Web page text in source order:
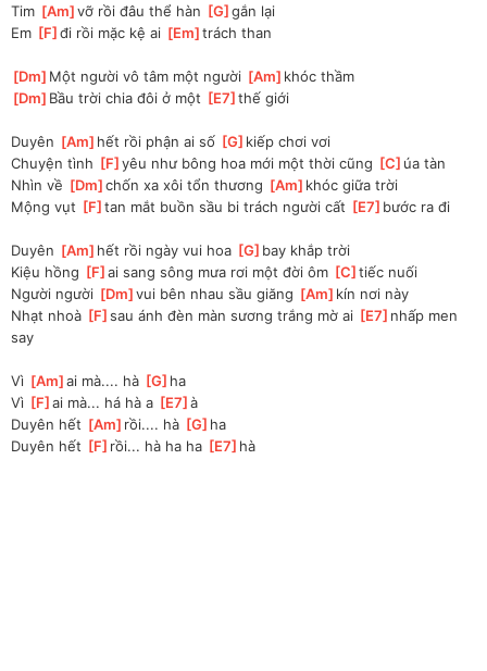
Tim [Am ]
vỡ rồi đâu thể hàn [G ]
gắn lại
Em [F ]
đi rồi mặc kệ ai [Em ]trách than
[Dm ]Một người vô tâm một người [Am ]khóc thầm
[Dm ]Bầu trời chia đôi ở một [E7 ]thế giới
Duyên [Am ]hết rồi phận ai số [G ]kiếp chơi vơi
Chuyện tình [F ]
yêu như bông hoa mới một thời cũng [C ]úa tàn
Nhìn về [Dm ]
chốn xa xôi tổn thương [Am ]khóc giữa trời
Mộng vụt [F ]tan mắt buồn sầu bi trách người cất [E7 ]bước ra đi
Duyên [Am ]hết rồi ngày vui hoa [G ]bay khắp trời
Kiệu hồng [F ]
ai sang sông mưa rơi một đời ôm [C ]tiếc nuối
Người người [Dm ]
vui bên nhau sầu giăng [Am ]kín nơi này
Nhạt nhoà [F ]
sau ánh đèn màn sương trắng mờ ai [E7 ]nhấp men
say
Vì [Am ]
ai mà.... hà [G ]ha
Vì [F ]
ai mà... há hà a [E7 ]
à
Duyên hết [Am ]rồi.... hà [G ]ha
Duyên hết [F ]rồi... hà ha ha [E7 ]hà